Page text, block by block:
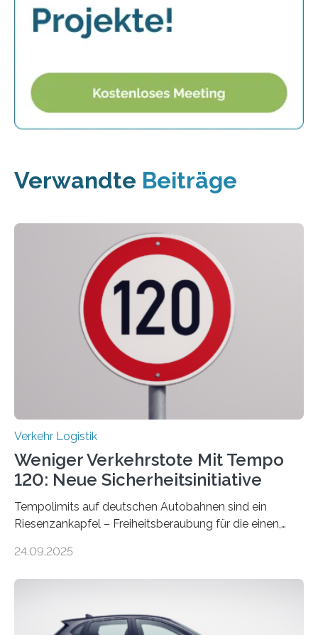
Verwandte Beiträge
Verkehr Logistik
Weniger Verkehrstote Mit Tempo
120: Neue Sicherheitsinitiative
Tempolimits auf deutschen Autobahnen sind ein
Riesenzankapfel – Freiheitsberaubung für die einen,
Nach rund 50 Jahren hat eine Wissenschaftlerin der
die Zahl der Verkehrstoten sogar um 35 Prozent. Die
24.09.2025